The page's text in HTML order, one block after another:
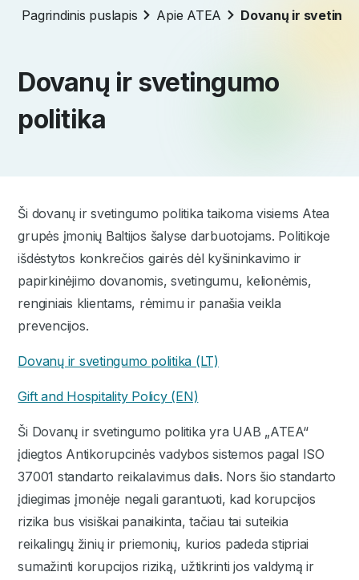
Pagrindinis puslapis Apie ATEA Dovanų ir
Dovanų ir svetingumo
politika
Ši dovanų ir svetingumo politika taikoma visiems Atea
grupės įmonių Baltijos šalyse darbuotojams. Politikoje
išdėstytos konkrečios gairės dėl kyšininkavimo ir
papirkinėjimo dovanomis, svetingumu, kelionėmis,
renginiais klientams, rėmimu ir panašia veikla
prevencijos.
Dovanų ir svetingumo politika (LT)
Gift and Hospitality Policy (EN)
Ši Dovanų ir svetingumo politika yra UAB „ATEA“
įdiegtos Antikorupcinės vadybos sistemos pagal ISO
37001 standarto reikalavimus dalis. Nors šio standarto
įdiegimas įmonėje negali garantuoti, kad korupcijos
rizika bus visiškai panaikinta, tačiau tai suteikia
reikalingų žinių ir priemonių, kurios padeda stipriai
sumažinti korupcijos riziką, užtikrinti jos valdymą ir